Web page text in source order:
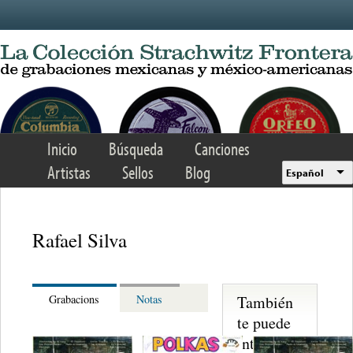
Inicio Búsqueda
Canciones
Artistas
Sellos Blog Español
Rafael Silva
Grabacions Notas
También
te puede
interesar...